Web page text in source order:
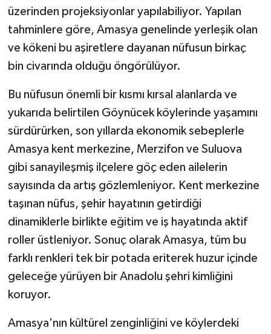
üzerinden projeksiyonlar yapılabiliyor. Yapılan
tahminlere göre, Amasya genelinde yerleşik olan
ve kökeni bu aşiretlere dayanan nüfusun birkaç
bin civarında olduğu öngörülüyor.
Bu nüfusun önemli bir kısmı kırsal alanlarda ve
yukarıda belirtilen Göynücek köylerinde yaşamını
sürdürürken, son yıllarda ekonomik sebeplerle
Amasya kent merkezine, Merzifon ve Suluova
gibi sanayileşmiş ilçelere göç eden ailelerin
sayısında da artış gözlemleniyor. Kent merkezine
taşınan nüfus, şehir hayatının getirdiği
dinamiklerle birlikte eğitim ve iş hayatında aktif
roller üstleniyor. Sonuç olarak Amasya, tüm bu
farklı renkleri tek bir potada eriterek huzur içinde
geleceğe yürüyen bir Anadolu şehri kimliğini
koruyor.
Amasya'nın kültürel zenginliğini ve köylerdeki